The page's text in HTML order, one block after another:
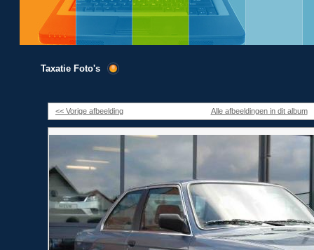
Taxatie Foto's
<< Vorige afbeelding Alle afbeeldingen in dit album